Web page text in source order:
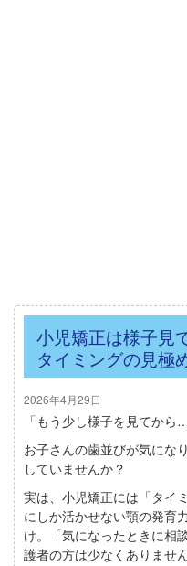
小児矯正は様子見
タイミングの見極
2026年4月29日
「もう少し様子を見てから…
お子さんの歯並びが気にな
していませんか？
実は、小児矯正には「タイ
にしか活かせない顎の発育
け。「気になったときに相
護者の方は少なくありません